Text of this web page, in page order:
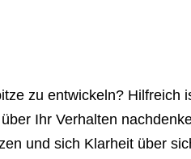
zu entwickeln? Hilfreich
Ihr Ver­halten
und sich Klarheit über